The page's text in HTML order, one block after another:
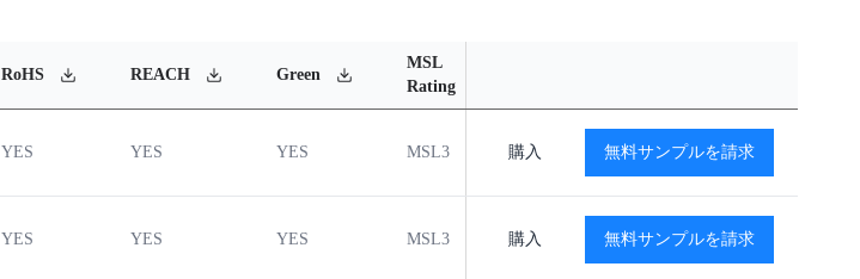
RoHS REACH Green
MSL
Rating
YES YES YES MSL3 -40℃ to +125℃ 閲覧
購入 無料サンプルを請求
YES YES YES MSL3 -40℃ to +125℃ 閲覧
購入 無料サンプルを請求